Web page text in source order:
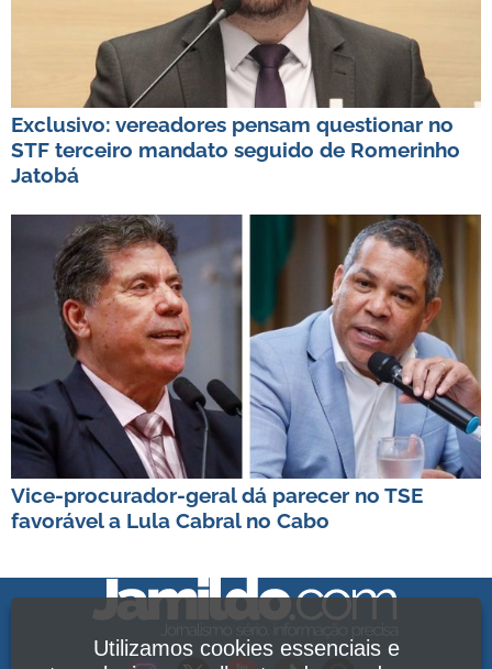
Exclusivo: vereadores pensam questionar no
STF terceiro mandato seguido de Romerinho
Jatobá
Vice-procurador-geral dá parecer no TSE
favorável a Lula Cabral no Cabo
Utilizamos cookies essenciais e